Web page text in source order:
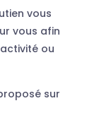
vous
vous afin
ou
sur